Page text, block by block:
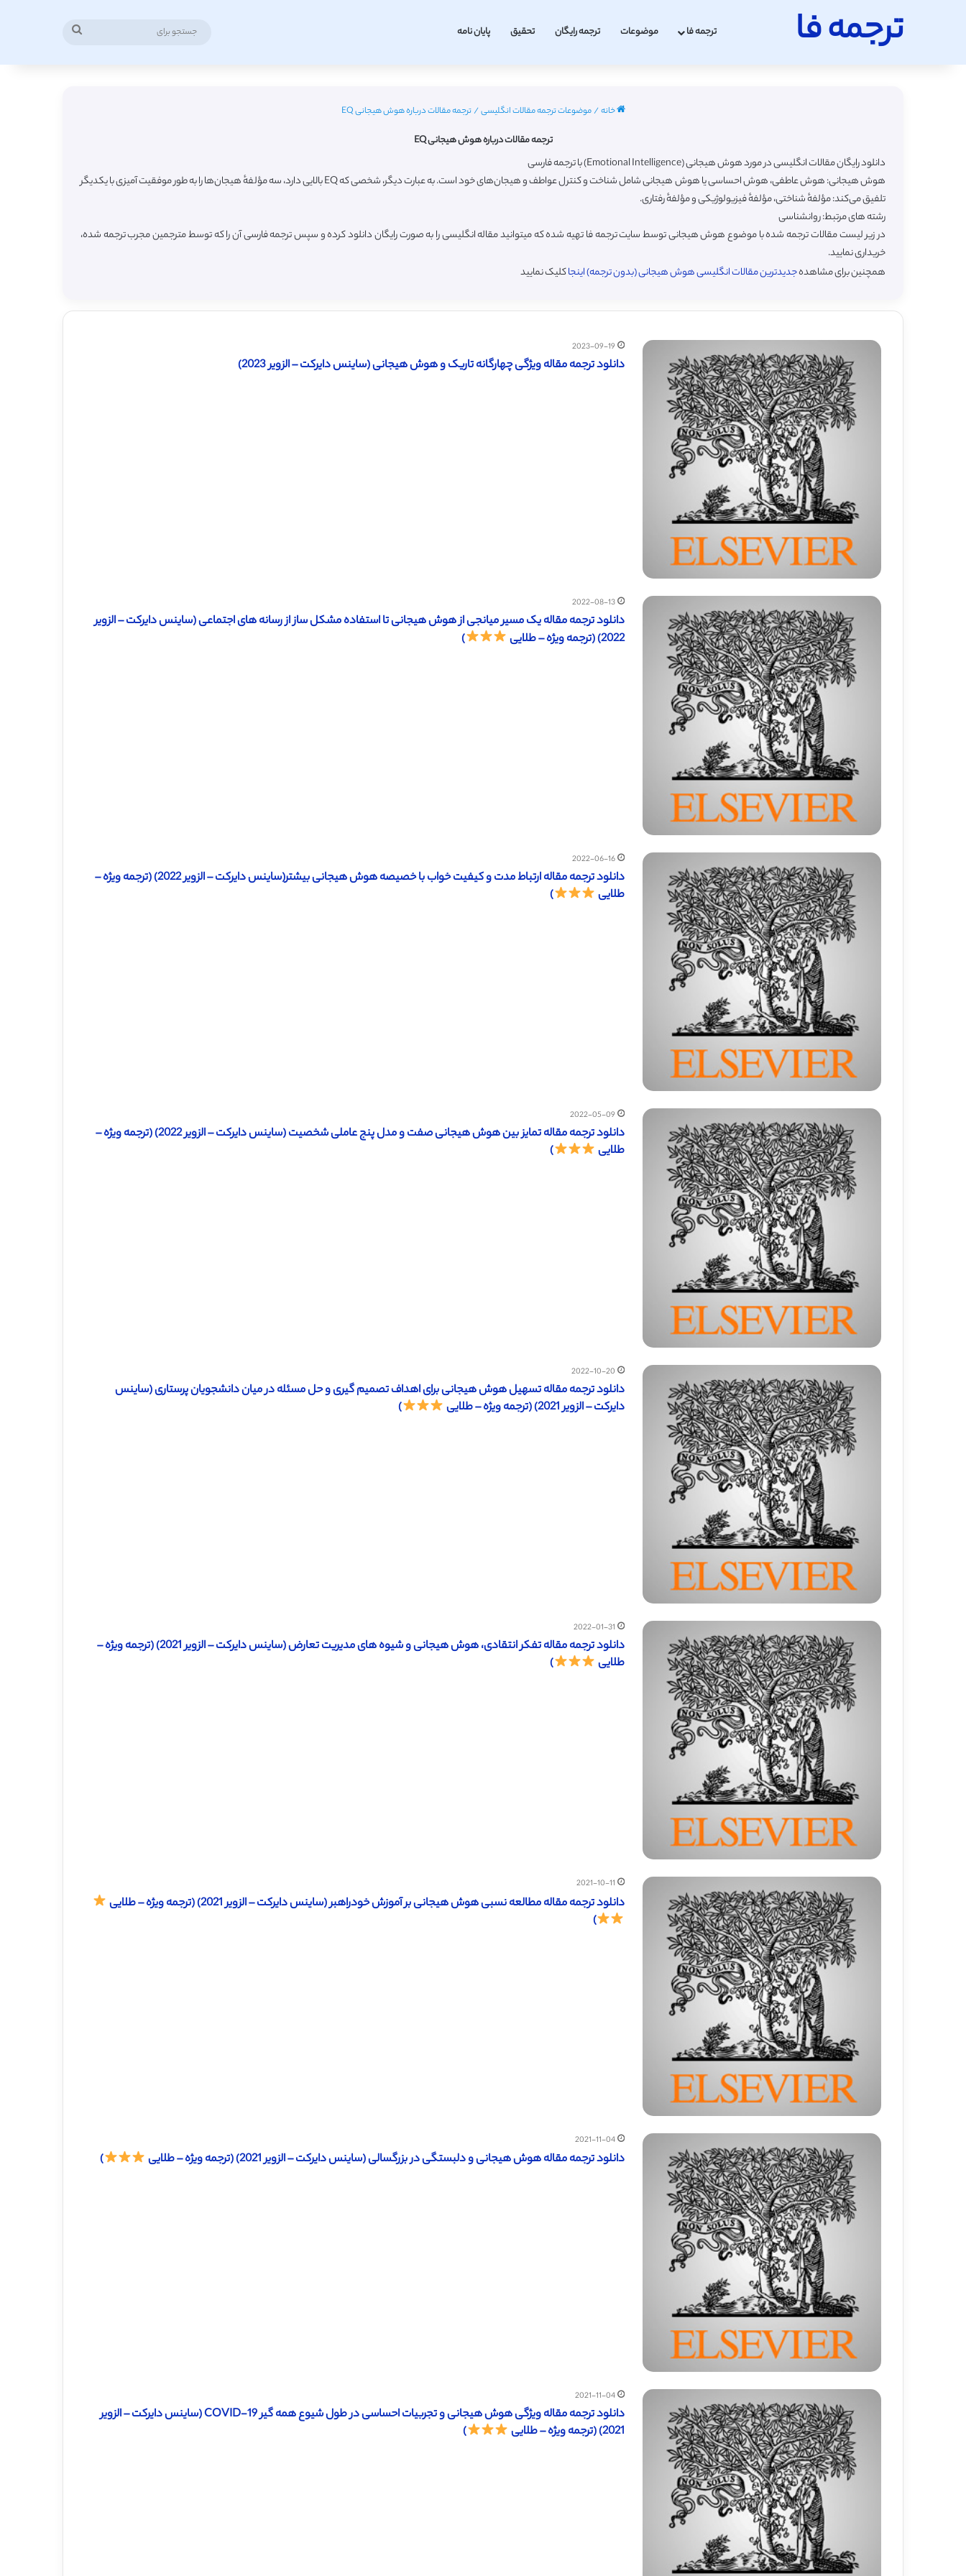
ترجمه فا ترجمه فا موضوعات ترجمه رایگان تحقیق پایان نامه
خانه/موضوعات ترجمه مقالات انگلیسی/ترجمه مقالات درباره هوش هیجانی EQ
ترجمه مقالات درباره هوش هیجانی EQ
دانلود رایگان مقالات انگلیسی در مورد هوش هیجانی (Emotional Intelligence) با ترجمه فارسی
هوش هیجانی: هوش عاطفی، هوش احساسی یا هوش هیجانی شامل شناخت و کنترل عواطف و هیجان‌های خود است. به عبارت دیگر، شخصی که EQ بالایی دارد، سه مؤلفهٔ هیجان‌ها را به طور موفقیت آمیزی با یکدیگر
تلفیق می‌کند: مؤلفهٔ شناختی، مؤلفهٔ فیزیولوژیکی و مؤلفهٔ رفتاری.
رشته های مرتبط: روانشناسی
در زیر لیست مقالات ترجمه شده با موضوع هوش هیجانی توسط سایت ترجمه فا تهیه شده که میتوانید مقاله انگلیسی را به صورت رایگان دانلود کرده و سپس ترجمه فارسی آن را که توسط مترجمین مجرب ترجمه شده،
خریداری نمایید.
همچنین برای مشاهدهجدیدترین مقالات انگلیسی هوش هیجانی (بدون ترجمه) اینجاکلیک نمایید
2023-09-19
دانلود ترجمه مقاله ویژگی چهارگانه تاریک و هوش هیجانی (ساینس دایرکت – الزویر 2023)
2022-08-13
دانلود ترجمه مقاله یک مسیر میانجی از هوش هیجانی تا استفاده مشکل ساز از رسانه های اجتماعی (ساینس دایرکت – الزویر
2022) (ترجمه ویژه – طلایی
)
2022-06-16
دانلود ترجمه مقاله ارتباط مدت و کیفیت خواب با خصیصه هوش هیجانی بیشتر(ساینس دایرکت – الزویر 2022) (ترجمه ویژه –
طلایی
)
2022-05-09
دانلود ترجمه مقاله تمایز بین هوش هیجانی صفت و مدل پنج عاملی شخصیت (ساینس دایرکت – الزویر 2022) (ترجمه ویژه –
طلایی
)
2022-10-20
دانلود ترجمه مقاله تسهیل هوش هیجانی برای اهداف تصمیم‌ گیری و حل مسئله در میان دانشجویان پرستاری (ساینس
دایرکت – الزویر 2021) (ترجمه ویژه – طلایی
)
2022-01-31
دانلود ترجمه مقاله تفکر انتقادی، هوش هیجانی و شیوه های مدیریت تعارض (ساینس دایرکت – الزویر 2021) (ترجمه ویژه –
طلایی
)
2021-10-11
دانلود ترجمه مقاله مطالعه نسبی هوش هیجانی بر آموزش خودراهبر (ساینس دایرکت – الزویر 2021) (ترجمه ویژه – طلایی
)
2021-11-04
دانلود ترجمه مقاله هوش هیجانی و دلبستگی در بزرگسالی (ساینس دایرکت – الزویر 2021) (ترجمه ویژه – طلایی )
2021-11-04
دانلود ترجمه مقاله ویژگی هوش هیجانی و تجربیات احساسی در طول شیوع همه گیر COVID-19 (ساینس دایرکت – الزویر
2021) (ترجمه ویژه – طلایی
)